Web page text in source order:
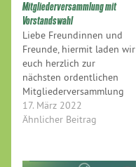
Mitgliederversammlung mit
Vorstandswahl
Liebe Freundinnen und
Freunde, hiermit laden wir
euch herzlich zur
nächsten ordentlichen
Mitgliederversammlung
unseres Kreisverbands
ein. Sie findet statt am
großen Saal der offenen
17. März 2022
Ähnlicher Beitrag